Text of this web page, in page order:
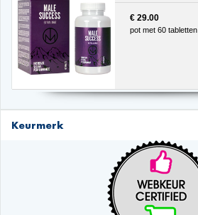
€ 29.00
pot met 60 tabletten
Keurmerk